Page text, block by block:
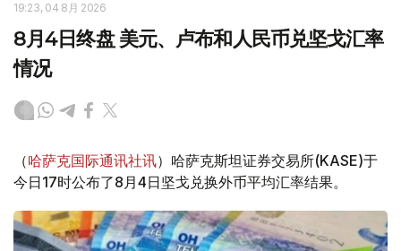
19:23, 04 8月 2026
8月4日终盘 美元、卢布和人民币兑坚戈汇率
情况
（哈萨克国际通讯社讯）哈萨克斯坦证券交易所(KASE)于
今日17时公布了8月4日坚戈兑换外币平均汇率结果。